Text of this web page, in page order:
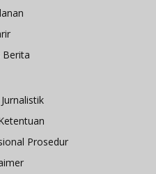
Berita
Prosedur